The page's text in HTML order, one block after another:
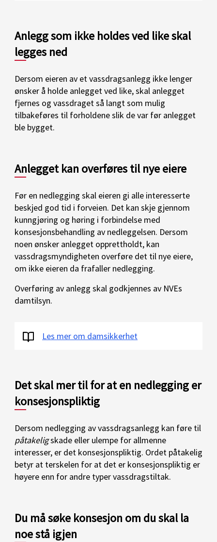
Anlegg som ikke holdes ved like skal
legges ned
Dersom eieren av et vassdragsanlegg ikke lenger
ønsker å holde anlegget ved like, skal anlegget
fjernes og vassdraget så langt som mulig
tilbakeføres til forholdene slik de var før anlegget
ble bygget.
Anlegget kan overføres til nye eiere
Før en nedlegging skal eieren gi alle interesserte
beskjed god tid i forveien. Det kan skje gjennom
kunngjøring og høring i forbindelse med
konsesjonsbehandling av nedleggelsen. Dersom
noen ønsker anlegget opprettholdt, kan
vassdragsmyndigheten overføre det til nye eiere,
om ikke eieren da frafaller nedlegging.
Overføring av anlegg skal godkjennes av NVEs
damtilsyn.
Les mer om damsikkerhet
Det skal mer til for at en nedlegging er
konsesjonspliktig
Dersom nedlegging av vassdragsanlegg kan føre til
påtakeligskade eller ulempe for allmenne
interesser, er det konsesjonspliktig. Ordet påtakelig
betyr at terskelen for at det er konsesjonspliktig er
høyere enn for andre typer vassdragstiltak.
Du må søke konsesjon om du skal la
noe stå igjen